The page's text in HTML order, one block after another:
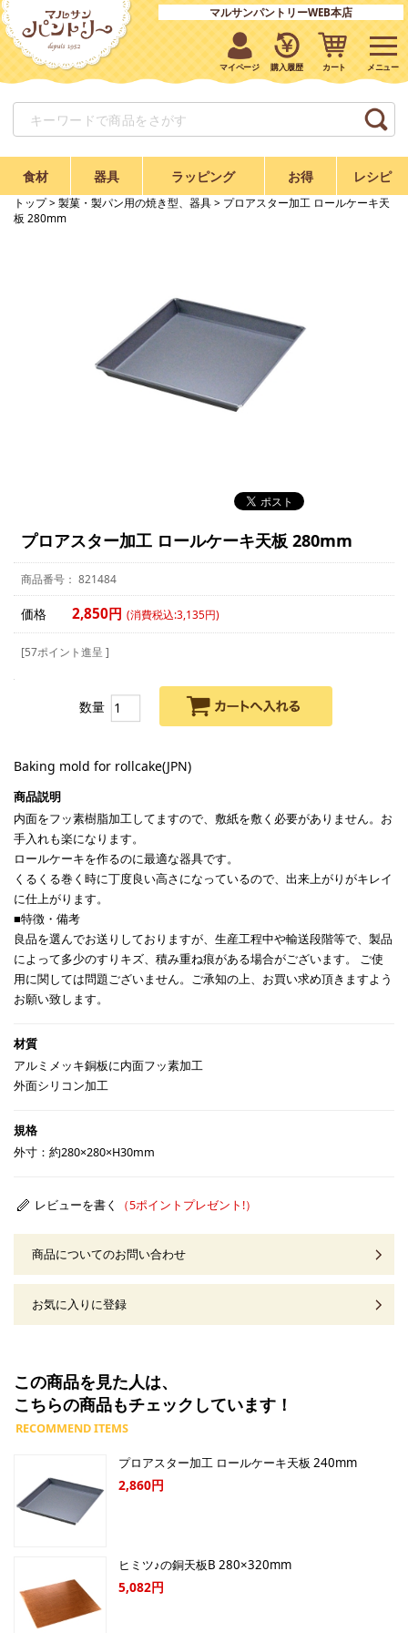
マルサンパントリーWEB本店
マイページ 購入履歴 カート
食材 器具 ラッピング お得 レシピ
トップ> 製菓・製パン用の焼き型、器具> プロアスター加工 ロールケーキ天
板 280mm
プロアスター加工 ロールケーキ天板 280mm
821484
価格 2,850円 (消費税込:3,135円)
[57ポイント進呈 ]
数量
Baking mold for rollcake(JPN)
内面をフッ素樹脂加工してますので、敷紙を敷く必要がありません。お
手入れも楽になります。
ロールケーキを作るのに最適な器具です。
くるくる巻く時に丁度良い高さになっているので、出来上がりがキレイ
に仕上がります。
■特徴・備考
良品を選んでお送りしておりますが、生産工程中や輸送段階等で、製品
によって多少のすりキズ、積み重ね痕がある場合がございます。 ご使
用に関しては問題ございません。ご承知の上、お買い求め頂きますよう
お願い致します。
アルミメッキ銅板に内面フッ素加工
外面シリコン加工
外寸：約280×280×H30mm
レビューを書く
商品についてのお問い合わせ
お気に入りに登録
この商品を見た人は、
こちらの商品もチェックしています！
プロアスター加工 ロールケーキ天板 240mm
2,860円
ヒミツ♪の銅天板B 280×320mm
5,082円